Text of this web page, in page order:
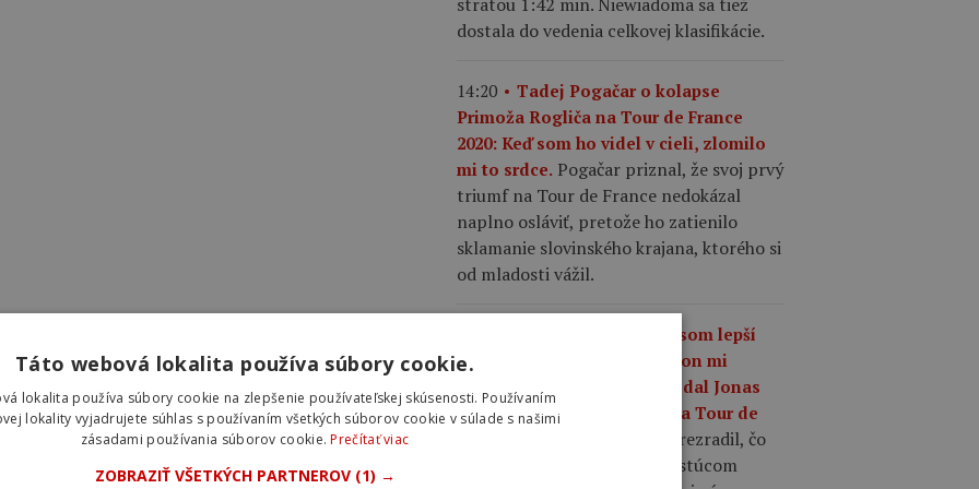
dostala do vedenia celkovej klasifikácie.
14:20
Tadej Pogačar o kolapse
Primoža Rogliča na Tour de France
2020: Keď som ho videl v cieli, zlomilo
mi to srdce. Pogačar priznal, že svoj prvý
triumf na Tour de France nedokázal
naplno osláviť, pretože ho zatienilo
sklamanie slovinského krajana, ktorého si
od mladosti vážil.
„Čo mám robiť, keď som lepší
ako kedykoľvek predtým, a on mi
napriek tomu odíde?,“ povedal Jonas
Vingegaard o Pogačarovi na Tour de
Mattias Skjelmose prezradil, čo
mu povedal Vingegaard o rastúcom
Táto webová lokalita používa súbory cookie.
lokalita používa súbory cookie na zlepšenie používateľskej skúsenosti. Používaním
lokality vyjadrujete súhlas s používaním všetkých súborov cookie v súlade s našimi
zásadami používania súborov cookie.Prečítať viac
ZOBRAZIŤ VŠETKÝCH PARTNEROV (1) →